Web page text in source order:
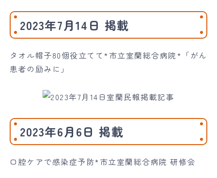
2023年7月14日 掲載
タオル帽子80個役立てて*市立室蘭総合病院*「がん
患者の励みに」
2023年6月6日 掲載
口腔ケアで感染症予防*市立室蘭総合病院 研修会